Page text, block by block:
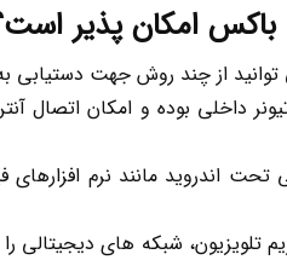
باکس امکان پذیر
از چند روش جهت دستیابی
داخلی بوده و امکان
اندروید مانند نرم افزارهای
تلویزیون، شبکه های دیجیتالی